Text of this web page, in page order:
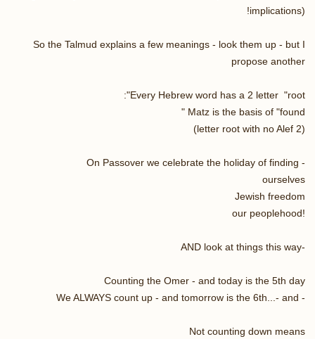
implications)!
So the Talmud explains a few meanings - look them up - but I
propose another
Every Hebrew word has a 2 letter "root":
Matz is the basis of "found "
(2 letter root with no Alef)
On Passover we celebrate the holiday of finding -
ourselves
Jewish freedom
our peoplehood!
AND look at things this way-
Counting the Omer - and today is the 5th day
We ALWAYS count up - and tomorrow is the 6th...- and -
Not counting down means